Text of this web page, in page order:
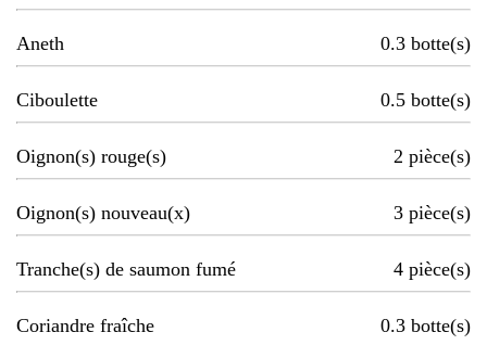
Aneth 0.3 botte(s)
Ciboulette 0.5 botte(s)
Oignon(s) rouge(s) 2 pièce(s)
Oignon(s) nouveau(x) 3 pièce(s)
Tranche(s) de saumon fumé 4 pièce(s)
Coriandre fraîche 0.3 botte(s)